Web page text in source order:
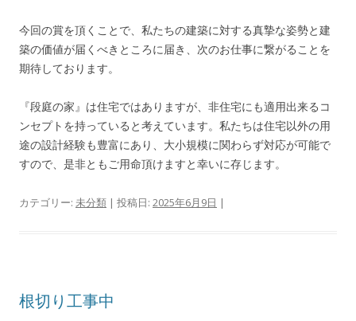
今回の賞を頂くことで、私たちの建築に対する真摯な姿勢と建
築の価値が届くべきところに届き、次のお仕事に繋がることを
期待しております。
『段庭の家』は住宅ではありますが、非住宅にも適用出来るコ
ンセプトを持っていると考えています。私たちは住宅以外の用
途の設計経験も豊富にあり、大小規模に関わらず対応が可能で
すので、是非ともご用命頂けますと幸いに存じます。
カテゴリー: 未分類 | 投稿日: 2025年6月9日 |
根切り工事中